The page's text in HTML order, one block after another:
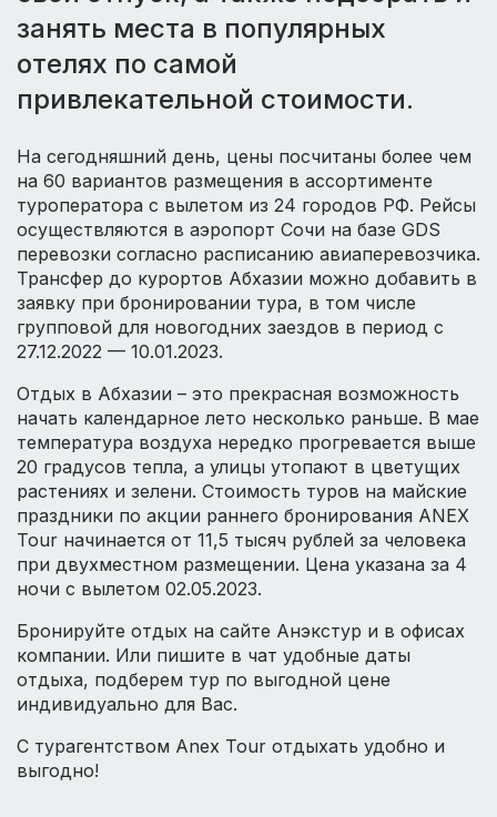
занять места в популярных
отелях по самой
привлекательной стоимости.
На сегодняшний день, цены посчитаны более чем
на 60 вариантов размещения в ассортименте
туроператора с вылетом из 24 городов РФ. Рейсы
осуществляются в аэропорт Сочи на базе GDS
перевозки согласно расписанию авиаперевозчика.
Трансфер до курортов Абхазии можно добавить в
заявку при бронировании тура, в том числе
групповой для новогодних заездов в период с
27.12.2022 — 10.01.2023.
Отдых в Абхазии – это прекрасная возможность
начать календарное лето несколько раньше. В мае
температура воздуха нередко прогревается выше
20 градусов тепла, а улицы утопают в цветущих
растениях и зелени. Стоимость туров на майские
праздники по акции раннего бронирования ANEX
Tour начинается от 11,5 тысяч рублей за человека
при двухместном размещении. Цена указана за 4
ночи с вылетом 02.05.2023.
Бронируйте отдых на сайте Анэкстур и в офисах
компании. Или пишите в чат удобные даты
отдыха, подберем тур по выгодной цене
индивидуально для Вас.
С турагентством Anex Tour отдыхать удобно и
выгодно!